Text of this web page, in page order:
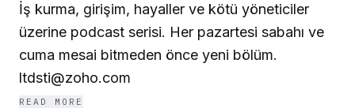
İş kurma, girişim, hayaller ve kötü yöneticiler
üzerine podcast serisi. Her pazartesi sabahı ve
cuma mesai bitmeden önce yeni bölüm.
ltdsti@zoho.com
READ MORE